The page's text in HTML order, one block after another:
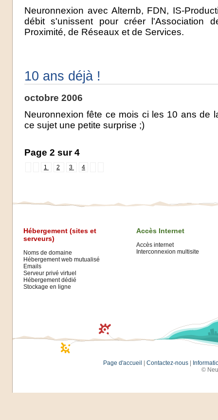
Neuronnexion avec Alternb, FDN, IS-
débit s'unissent pour créer l'Association
Proximité, de Réseaux et de Services.
10 ans déjà !
octobre 2006
Neuronnexion fête ce mois ci les 10 ans de
ce sujet une petite surprise ;)
Page 2 sur 4
1 2 3 4
Hébergement (sites et
serveurs)
Noms de domaine
Hébergement web mutualisé
Emails
Serveur privé virtuel
Hébergement dédié
Stockage en ligne
Accès Internet
Accès internet
Interconnexion multisite
Page d'accueil | Contactez-nous|
©